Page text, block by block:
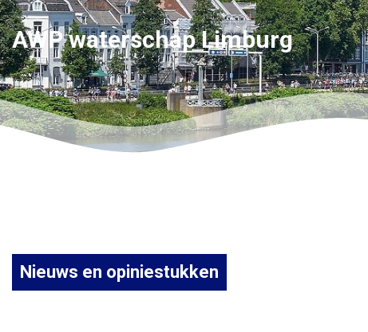
AWP waterschap Limburg
Nieuws en opiniestukken